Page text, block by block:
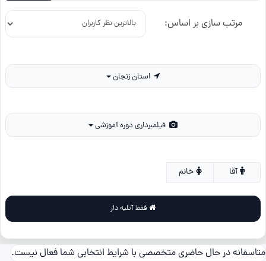
مرتب سازی بر اساس:
خانم
متاسفانه در حال حاضری متخصصی با شرایط انتخابی شما فعال نیست.